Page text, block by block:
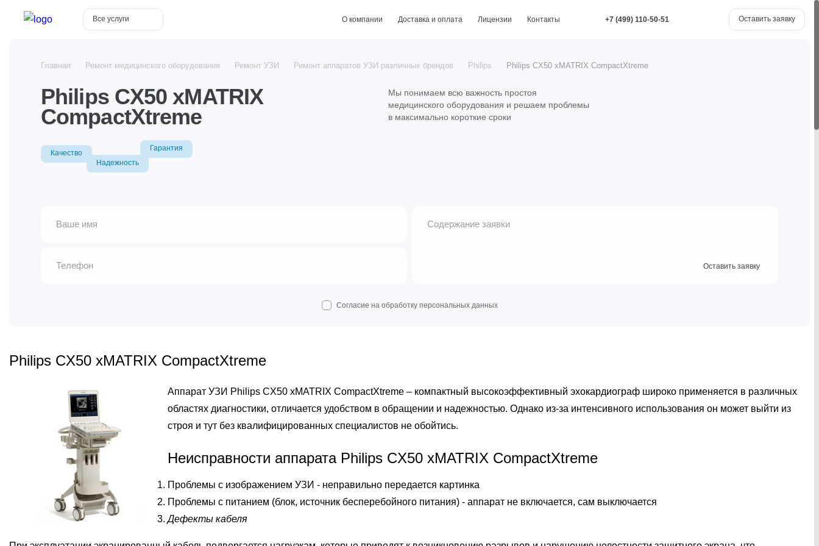
Все услуги О компании Доставка и оплата Лицензии Контакты +7 (499) 110-50-51 Оставить заявку
Главная Ремонт медицинского оборудования Ремонт УЗИ Ремонт аппаратов УЗИ различных брендов Philips Philips CX50 xMATRIX CompactXtreme
Philips CX50 xMATRIX
CompactXtreme
Мы понимаем всю важность простоя
медицинского оборудования и решаем проблемы
в максимально короткие сроки
Качество
Надежность
Гарантия
Оставить заявку
Согласие на обработку персональных данных
Philips CX50 xMATRIX CompactXtreme
Аппарат УЗИ Philips CX50 xMATRIX CompactXtreme – компактный высокоэффективный эхокардиограф широко применяется в различных
областях диагностики, отличается удобством в обращении и надежностью. Однако из-за интенсивного использования он может выйти из
строя и тут без квалифицированных специалистов не обойтись.
Неисправности аппарата Philips CX50 xMATRIX CompactXtreme
Проблемы с изображением УЗИ - неправильно передается картинка
Проблемы с питанием (блок, источник бесперебойного питания) - аппарат не включается, сам выключается
Дефекты кабеля